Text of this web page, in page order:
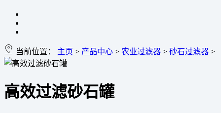
当前位置： 主页 > 产品中心 > 农业过滤器 > 砂石过滤器 >
高效过滤砂石罐